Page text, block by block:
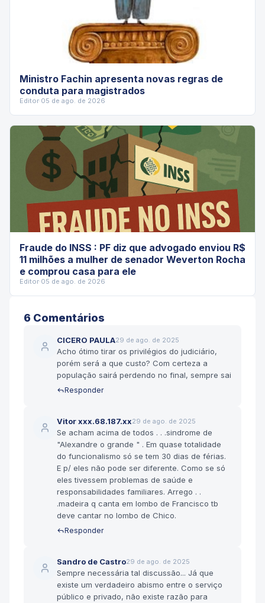
Ministro Fachin apresenta novas regras de
conduta para magistrados
Editor·05 de ago. de 2026
Fraude do INSS : PF diz que advogado enviou R$
11 milhões a mulher de senador Weverton Rocha
e comprou casa para ele
Editor·05 de ago. de 2026
6 Comentários
CICERO PAULA29 de ago. de 2025
Acho ótimo tirar os privilégios do judiciário,
porém será a que custo? Com certeza a
população sairá perdendo no final, sempre sai
Responder
Vitor xxx.68.187.xx29 de ago. de 2025
Se acham acima de todos . . .sindrome de
"Alexandre o grande " . Em quase totalidade
do funcionalismo só se tem 30 dias de férias.
E p/ eles não pode ser diferente. Como se só
eles tivessem problemas de saúde e
responsabilidades familiares. Arrego . .
.madeira q canta em lombo de Francisco tb
deve cantar no lombo de Chico.
Responder
Sandro de Castro29 de ago. de 2025
Sempre necessária tal discussão... Já que
existe um verdadeiro abismo entre o serviço
público e privado, não existe razão para